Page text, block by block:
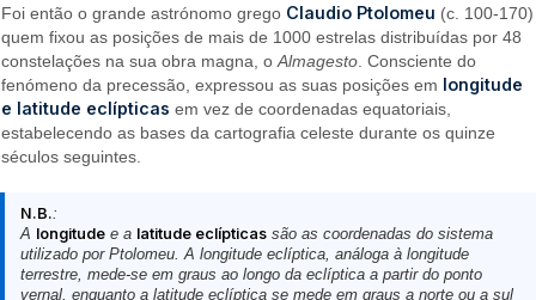
Foi então o grande astrónomo grego Claudio Ptolomeu (c. 100-170)
quem fixou as posições de mais de 1000 estrelas distribuídas por 48
constelações na sua obra magna, oAlmagesto . Consciente do
fenómeno da precessão, expressou as suas posições em longitude
e latitude eclípticas em vez de coordenadas equatoriais,
estabelecendo as bases da cartografia celeste durante os quinze
séculos seguintes.
N.B.:
A longitudee a latitude eclípticassão as coordenadas do sistema
utilizado por Ptolomeu. A longitude eclíptica, análoga à longitude
terrestre, mede-se em graus ao longo da eclíptica a partir do ponto
vernal, enquanto a latitude eclíptica se mede em graus a norte ou a sul